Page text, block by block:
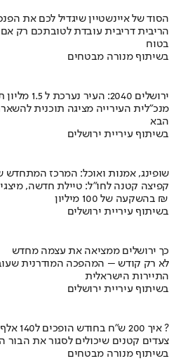
הסוד של איינשטיין שיגדיל לכם את
הריבית דריבית עובדת לטובתכם רק
בטוח
בשיתוף מנורה מבטחים
ירושלים 2040: העיר נערכת ל 1.5 מליון תושבים
מנכ"לית העירייה מציגה תוכנית
הבא
בשיתוף עיריית ירושלים
שופינג, אמנות ואוכל: המרכז המתחדש
קפיצה קטנה לחו"ל: טיילת חדשה,
בהשקעה של 100 מיליון ₪
בשיתוף עיריית ירושלים
כך ירושלים ממציאה את עצמה מחדש
לא רק קודש – המהפכה המודרנית
התיירות הישראלית
בשיתוף עיריית ירושלים
איך 200 ש"ח בחודש הופכים ל140 אלף ?
צעדים קטנים שיכולים לסגור את הבור
בשיתוף מנורה מבטחים